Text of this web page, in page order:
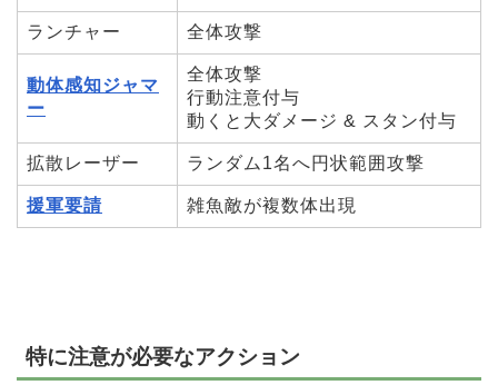
ランチャー 全体攻撃
動体感知ジャマ
ー
全体攻撃
行動注意付与
動くと大ダメージ & スタン付与
拡散レーザー ランダム1名へ円状範囲攻撃
援軍要請 雑魚敵が複数体出現
特に注意が必要なアクション